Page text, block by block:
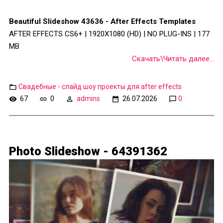
Beautiful Slideshow 43636 - After Effects Templates
AFTER EFFECTS CS6+ | 1920X1080 (HD) | NO PLUG-INS | 177
MB
Скачать\Читать далее...
Свадебные - слайд шоу проекты для after effects
67
0 admins 26.07.2026 0
Photo Slideshow - 64391362